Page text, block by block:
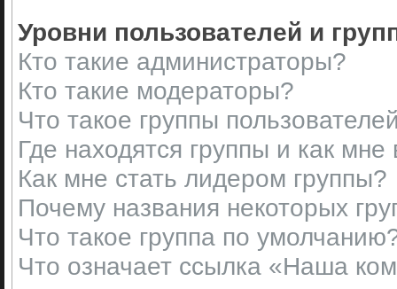
Уровни пользователей и
Кто такие администраторы?
Кто такие модераторы?
Что такое группы
Где находятся группы и как мне
Как мне стать лидером группы?
Почему названия некоторых
Что такое группа по
Что означает ссылка «Наша